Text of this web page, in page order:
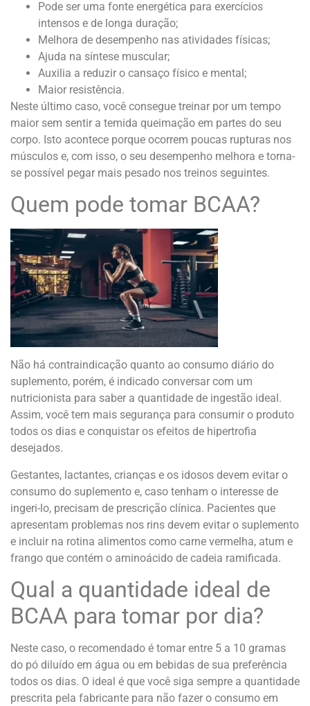
Pode ser uma fonte energética para exercícios
intensos e de longa duração;
Melhora de desempenho nas atividades físicas;
Ajuda na síntese muscular;
Auxilia a reduzir o cansaço físico e mental;
Maior resistência.
Neste último caso, você consegue treinar por um tempo
maior sem sentir a temida queimação em partes do seu
corpo. Isto acontece porque ocorrem poucas rupturas nos
músculos e, com isso, o seu desempenho melhora e torna-
se possível pegar mais pesado nos treinos seguintes.
Quem pode tomar BCAA?
Não há contraindicação quanto ao consumo diário do
suplemento, porém, é indicado conversar com um
nutricionista para saber a quantidade de ingestão ideal.
Assim, você tem mais segurança para consumir o produto
todos os dias e conquistar os efeitos de hipertrofia
desejados.
Gestantes, lactantes, crianças e os idosos devem evitar o
consumo do suplemento e, caso tenham o interesse de
ingeri-lo, precisam de prescrição clínica. Pacientes que
apresentam problemas nos rins devem evitar o suplemento
e incluir na rotina alimentos como carne vermelha, atum e
frango que contém o aminoácido de cadeia ramificada.
Qual a quantidade ideal de
BCAA para tomar por dia?
Neste caso, o recomendado é tomar entre 5 a 10 gramas
do pó diluído em água ou em bebidas de sua preferência
todos os dias. O ideal é que você siga sempre a quantidade
prescrita pela fabricante para não fazer o consumo em